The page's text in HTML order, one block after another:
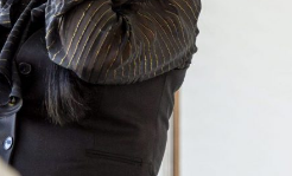
inbouwapparatuur;
onderhouden.